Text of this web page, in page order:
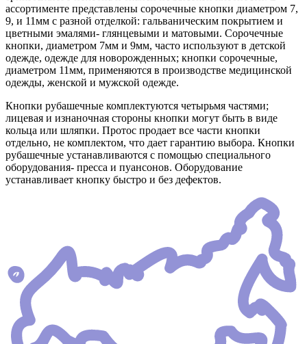
ассортименте представлены сорочечные кнопки диаметром 7,
9, и 11мм с разной отделкой: гальваническим покрытием и
цветными эмалями- глянцевыми и матовыми. Сорочечные
кнопки, диаметром 7мм и 9мм, часто используют в детской
одежде, одежде для новорожденных; кнопки сорочечные,
диаметром 11мм, применяются в производстве медицинской
одежды, женской и мужской одежде.
Кнопки рубашечные комплектуются четырьмя частями;
лицевая и изнаночная стороны кнопки могут быть в виде
кольца или шляпки. Протос продает все части кнопки
отдельно, не комплектом, что дает гарантию выбора. Кнопки
рубашечные устанавливаются с помощью специального
оборудования- пресса и пуансонов. Оборудование
устанавливает кнопку быстро и без дефектов.